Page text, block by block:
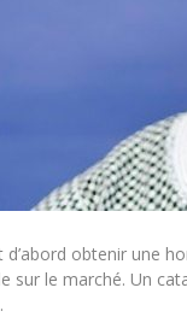
obtenir une
sur le marché. Un